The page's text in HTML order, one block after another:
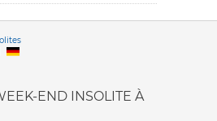
END INSOLITE À